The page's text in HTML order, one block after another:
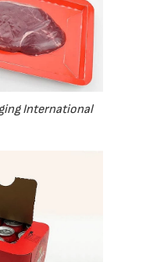
International